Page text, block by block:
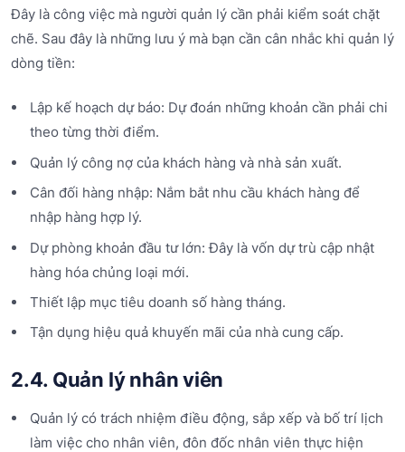
Đây là công việc mà người quản lý cần phải kiểm soát chặt
chẽ. Sau đây là những lưu ý mà bạn cần cân nhắc khi quản lý
dòng tiền:
Lập kế hoạch dự báo: Dự đoán những khoản cần phải chi
theo từng thời điểm.
Quản lý công nợ của khách hàng và nhà sản xuất.
Cân đối hàng nhập: Nắm bắt nhu cầu khách hàng để
nhập hàng hợp lý.
Dự phòng khoản đầu tư lớn: Đây là vốn dự trù cập nhật
hàng hóa chủng loại mới.
Thiết lập mục tiêu doanh số hàng tháng.
Tận dụng hiệu quả khuyến mãi của nhà cung cấp.
2.4. Quản lý nhân viên
Quản lý có trách nhiệm điều động, sắp xếp và bố trí lịch
làm việc cho nhân viên, đôn đốc nhân viên thực hiện